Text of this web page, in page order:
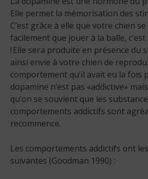
Elle permet la mémorisation des
C’est grâce à elle que votre chien
facilement que jouer à la balle,
! Elle sera produite en présence du
ainsi envie à votre chien de
comportement qu’il avait eu la fois
dopamine n’est pas «addictive»
qu’on se souvient que les
comportements addictifs sont
recommence.
Les comportements addictifs ont
suivantes (Goodman 1990) :